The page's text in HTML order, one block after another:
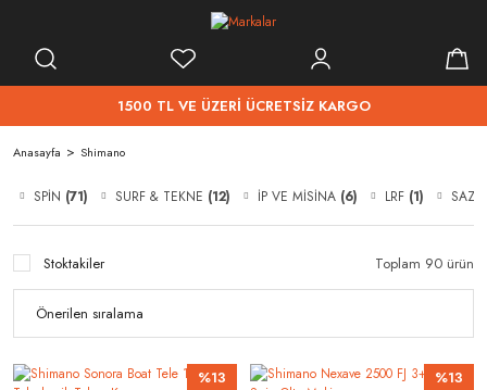
1500 TL VE ÜZERİ ÜCRETSİZ KARGO
Anasayfa Shimano
SPİN (71) SURF & TEKNE (12) İP VE MİSİNA (6) LRF (1)
Stoktakiler Toplam 90 ürün
%13 %13